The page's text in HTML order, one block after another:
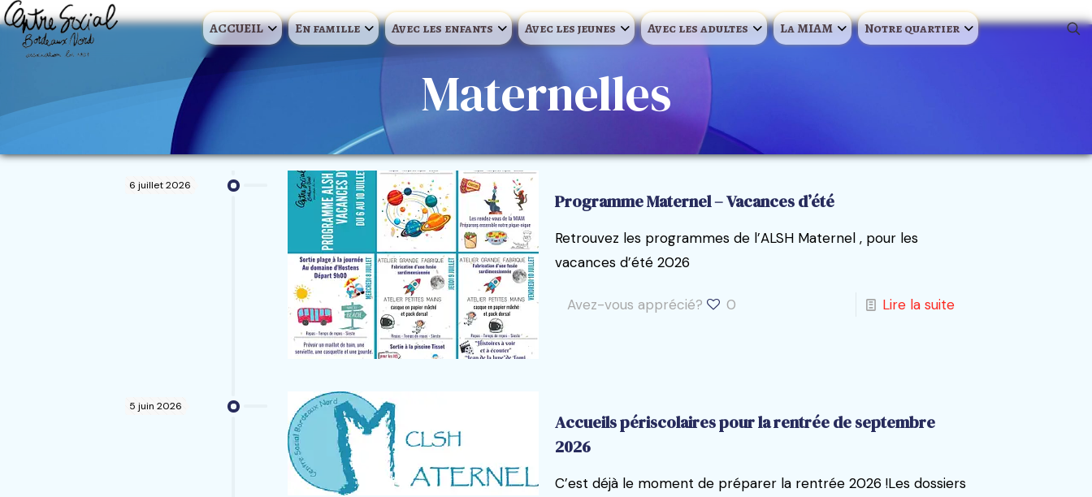
ACCUEIL En famille Avec les enfants Avec les jeunes Avec les adultes La MIAM Notre quartier
Maternelles
6 juillet 2026
Programme Maternel – Vacances d’été
Retrouvez les programmes de l’ALSH Maternel , pour les
vacances d’été 2026
Avez-vous apprécié? 0 Lire la suite
5 juin 2026
Accueils périscolaires pour la rentrée de septembre
2026
C’est déjà le moment de préparer la rentrée 2026 !Les dossiers